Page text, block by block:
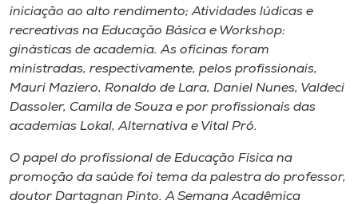
iniciação ao alto rendimento; Atividades lúdicas e
recreativas na Educação Básica e Workshop:
ginásticas de academia. As oficinas foram
ministradas, respectivamente, pelos profissionais,
Mauri Maziero, Ronaldo de Lara, Daniel Nunes, Valdeci
Dassoler, Camila de Souza e por profissionais das
academias Lokal, Alternativa e Vital Pró.
O papel do profissional de Educação Física na
promoção da saúde foi tema da palestra do professor,
doutor Dartagnan Pinto. A Semana Acadêmica